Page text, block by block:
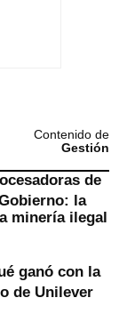
Contenido de
Gestión
de
la
minería ilegal
ganó con la
de Unilever